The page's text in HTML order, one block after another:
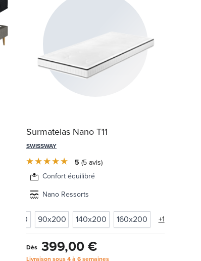
Surmatelas Nano T11
SWISSWAY
5 5avis
Confort équilibré
Nano Ressorts
160x200 90x200 140x200 160x200 +1
Dès 399,00 €
Livraison sous 4 à 6 semaines